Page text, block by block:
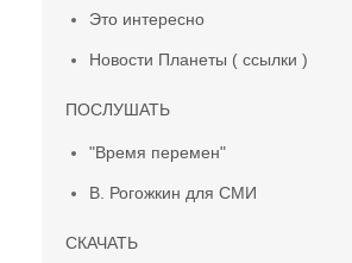
Это интересно
Новости Планеты ( ссылки )
ПОСЛУШАТЬ
"Время перемен"
В. Рогожкин для СМИ
СКАЧАТЬ